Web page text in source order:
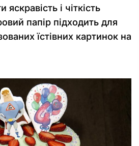
яскравість і чіткість
папір підходить для
їстівних картинок на